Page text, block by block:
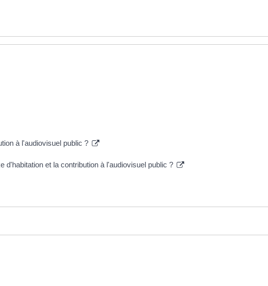
à l'audiovisuel public ?
et la contribution à l'audiovisuel public ?